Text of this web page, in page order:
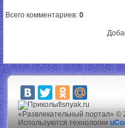
Всего комментариев: 0
fisnyak.ru
«Развлекательный портал» ©
Используются технологии